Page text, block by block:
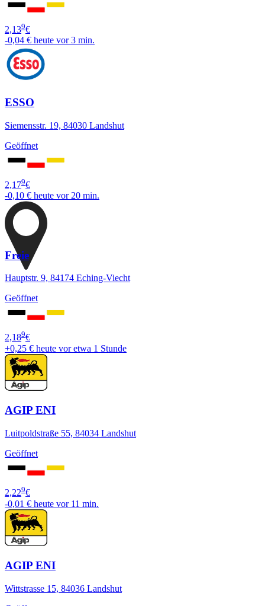
2,139€
-0,04 € heute vor 3 min.
ESSO
Siemensstr. 19, 84030 Landshut
Geöffnet
2,179€
-0,10 € heute vor 20 min.
Freie
Hauptstr. 9, 84174 Eching-Viecht
Geöffnet
2,189€
+0,25 € heute vor etwa 1 Stunde
AGIP ENI
Luitpoldstraße 55, 84034 Landshut
Geöffnet
2,229€
-0,01 € heute vor 11 min.
AGIP ENI
Wittstrasse 15, 84036 Landshut